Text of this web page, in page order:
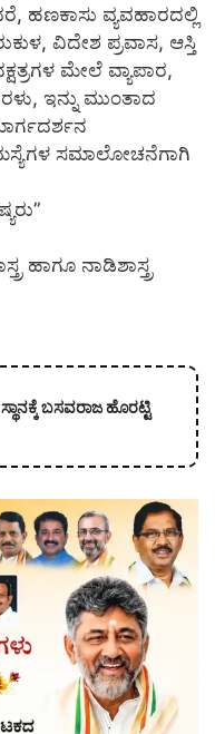
ಹಣಕಾಸು ವ್ಯವಹಾರದಲ್ಲಿ
ವಿದೇಶ ಪ್ರವಾಸ, ಆಸ್ತಿ
ಮೇಲೆ ವ್ಯಾಪಾರ,
ಇನ್ನು ಮುಂತಾದ
ಸಮಾಲೋಚನೆಗಾಗಿ
ಹಾಗೂ ನಾಡಿಶಾಸ್ತ್ರ
ಬಸವರಾಜ ಹೊರಟ್ಟಿ